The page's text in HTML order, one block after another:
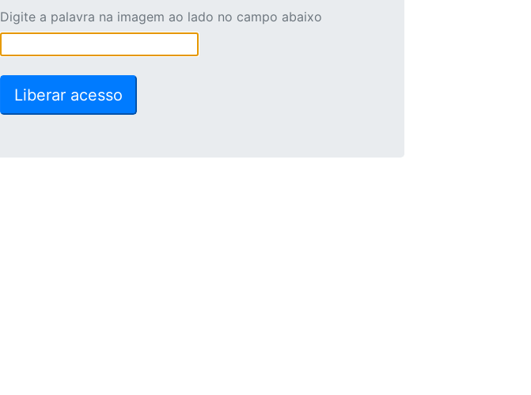
Digite a palavra na imagem ao lado no campo abaixo